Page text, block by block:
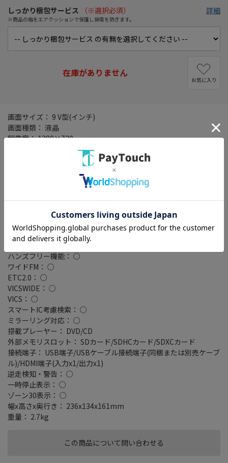
この商品について問い合わせる
しっかり梱包サービス （※選択必須）
※商品の箱をエアクッションで保護し損傷を防ぎます。
詳細
在庫がありません
お気に入り
画面サイズ： 9 V型(インチ)
画面種類： 液晶
解像度： 1280×720
タイプ： ラージサイズモデル
記録メディアタイプ： メモリ
タッチパネル種類： 静電式
TVチューナー： フルセグ(地デジ)
4x4地デジチューナー： ○
バックカメラ： 別売
Bluetooth： Bluetooth 4.2
ハンズフリー機能： ○
ワイドFM： ○
ETC2.0： ○
VICSWIDE： ○
VICS： ○
スマートIC考慮検索： ○
ミラーリング対応： ○
搭載プレーヤー： DVD/CD
外部メモリスロット： SDカード/SDHCカード/SDXCカード
接続端子： USB端子/USBケーブル接続端子(同梱または別売ケーブ
ル)/HDMI端子(入力x1/出力x1)
逆走検知・警告： ○
一時停止表示： ○
ゾーン30表示： ○
幅x高さx奥行き： 236x134x161mm
重量： 2.7kg